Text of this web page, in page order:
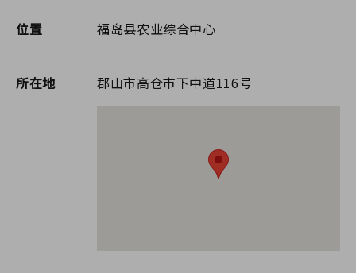
位置 福岛县农业综合中心
所在地 郡山市高仓市下中道116号